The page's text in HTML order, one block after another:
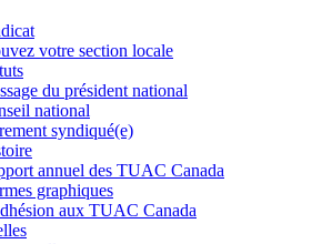
votre section locale
du président national
national
syndiqué(e)
annuel des TUAC Canada
graphiques
aux TUAC Canada